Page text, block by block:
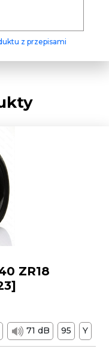
z przepisami
ZR18
71 dB 95 Y